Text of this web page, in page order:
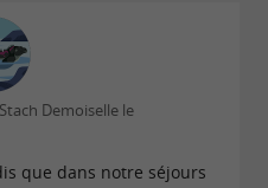
Demoiselle le
que dans notre séjours